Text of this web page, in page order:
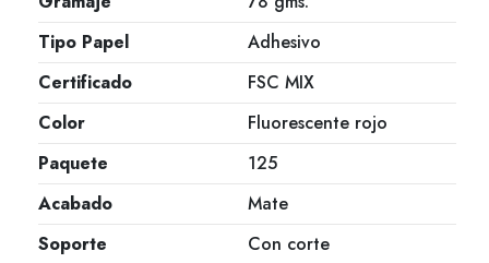
Tipo Papel
Adhesivo
Certificado
FSC MIX
Color
Fluorescente rojo
Paquete
125
Acabado
Mate
Soporte
Con corte